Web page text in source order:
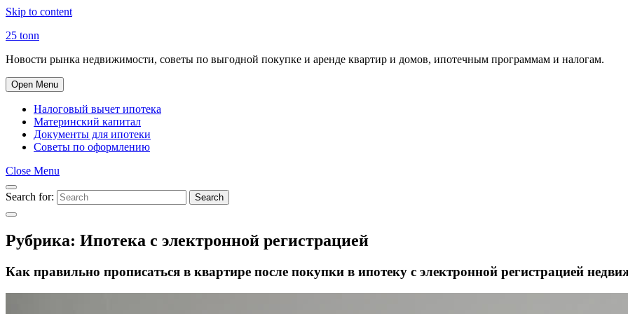
Skip to content
25 tonn
Новости рынка недвижимости, советы по выгодной покупке и аренде квартир и домов, ипотечным программам и налогам.
Open Menu
Налоговый вычет ипотека
Материнский капитал
Документы для ипотеки
Советы по оформлению
Close Menu
Search for: Search
Рубрика: Ипотека с электронной регистрацией
Как правильно прописаться в квартире после покупки в ипотеку с электронной регистрацией